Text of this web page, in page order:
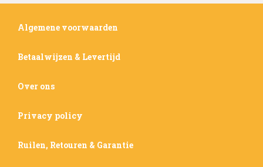
Algemene voorwaarden
Betaalwijzen & Levertijd
Over ons
Privacy policy
Ruilen, Retouren & Garantie